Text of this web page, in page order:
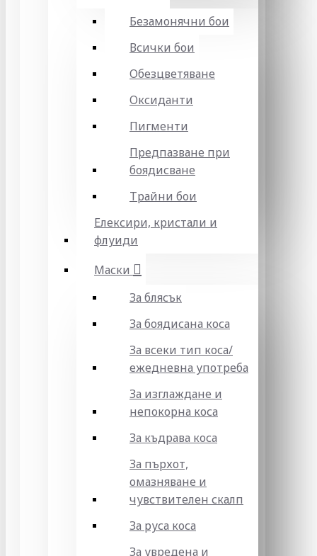
Безамонячни бои
Всички бои
Обезцветяване
Оксиданти
Пигменти
Предпазване при
боядисване
Трайни бои
Елексири, кристали и
флуиди
Маски
За блясък
За боядисана коса
За всеки тип коса/
ежедневна употреба
За изглаждане и
непокорна коса
За къдрава коса
За пърхот,
омазняване и
чувствителен скалп
За руса коса
За увредена и